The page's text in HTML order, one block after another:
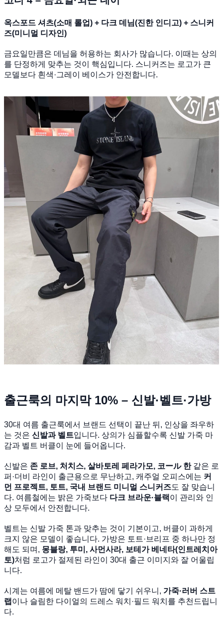
옥스포드 셔츠(소매 롤업) + 다크 데님(진한 인디고) + 스니커
즈(미니멀 디자인)
금요일만큼은 데님을 허용하는 회사가 많습니다. 이때는 상의
를 단정하게 맞추는 것이 핵심입니다. 스니커즈는 로고가 큰
모델보다 흰색·그레이 베이스가 안전합니다.
출근룩의 마지막 10% – 신발·벨트·가방
30대 여름 출근룩에서 브랜드 선택이 끝난 뒤, 인상을 좌우하
는 것은 신발과 벨트입니다. 상의가 심플할수록 신발 가죽 마
감과 벨트 버클이 눈에 들어옵니다.
신발은 존 로브, 처치스, 살바토레 페라가모, 코ール 한같은 로
퍼·더비 라인이 출근용으로 무난하고, 캐주얼 오피스에는 커
먼 프로젝트, 토트, 국내 브랜드 미니멀 스니커즈도 잘 맞습니
다. 여름철에는 밝은 가죽보다 다크 브라운·블랙이 관리와 인
상 모두에서 안전합니다.
벨트는 신발 가죽 톤과 맞추는 것이 기본이고, 버클이 과하게
크지 않은 모델이 좋습니다. 가방은 토트·브리프 중 하나만 정
해도 되며, 몽블랑, 투미, 사먼사라, 보테가 베네타(인트레치아
토)처럼 로고가 절제된 라인이 30대 출근 이미지와 잘 어울립
니다.
시계는 여름에 메탈 밴드가 땀에 닿기 쉬우니, 가죽·러버 스트
랩 이나 슬림한 다이얼의 드레스 워치·필드 워치를 추천드립니
다.